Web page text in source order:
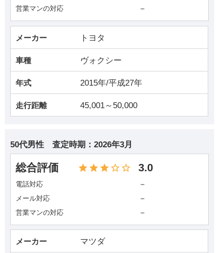
営業マンの対応 －
メーカー トヨタ
車種 ヴォクシー
年式 2015年/平成27年
走行距離 45,001～50,000
50代男性 査定時期： 2026年3月
総合評価 3.0
電話対応 －
メール対応 －
営業マンの対応 －
メーカー マツダ